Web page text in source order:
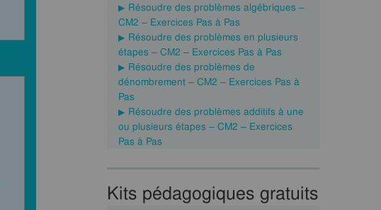
Résoudre des problèmes algébriques –
CM2 – Exercices Pas à Pas
Résoudre des problèmes en plusieurs
étapes – CM2 – Exercices Pas à Pas
Résoudre des problèmes de
dénombrement – CM2 – Exercices Pas à
Pas
Résoudre des problèmes additifs à une
ou plusieurs étapes – CM2 – Exercices
Pas à Pas
Kits pédagogiques gratuits